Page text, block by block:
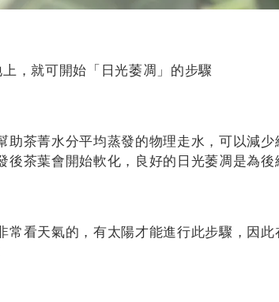
，就可開始「日光萎凋」的步驟
助茶菁水分平均蒸發的物理走水，可以減
茶葉會開始軟化，良好的日光萎凋是為後
常看天氣的，有太陽才能進行此步驟，因